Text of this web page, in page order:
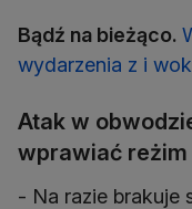
Bądź na bieżąco.
wydarzenia z i
Atak w
wprawiać reżim
- Na razie brakuje